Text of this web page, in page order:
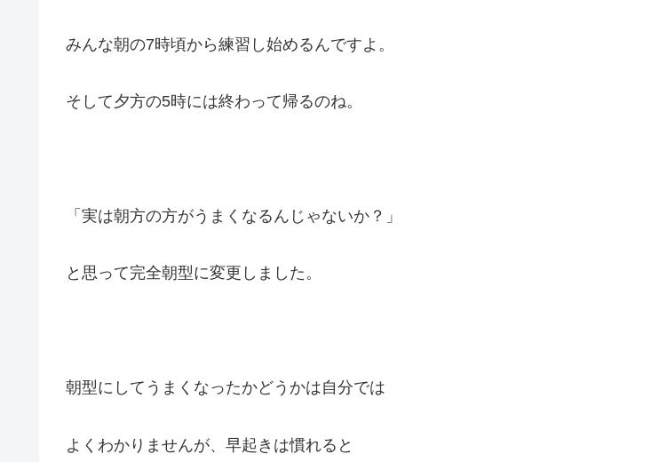
みんな朝の7時頃から練習し始めるんですよ。
そして夕方の5時には終わって帰るのね。
「実は朝方の方がうまくなるんじゃないか？」
と思って完全朝型に変更しました。
朝型にしてうまくなったかどうかは自分では
よくわかりませんが、早起きは慣れると